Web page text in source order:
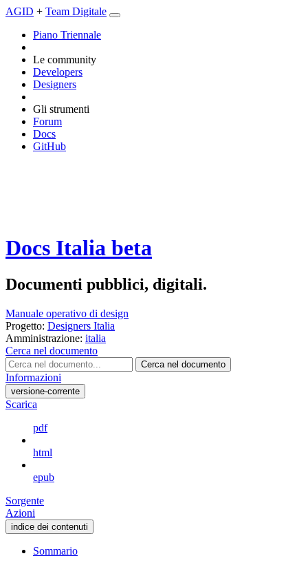
AGID + Team Digitale
Piano Triennale
Le community
Developers
Designers
Gli strumenti
Forum
Docs
GitHub
Docs Italia beta
Documenti pubblici, digitali.
Manuale operativo di design
Progetto: Designers Italia
Amministrazione: italia
Cerca nel documento
Cerca nel documento
Informazioni
versione-corrente
Scarica
pdf
html
epub
Sorgente
Azioni
indice dei contenuti
Sommario